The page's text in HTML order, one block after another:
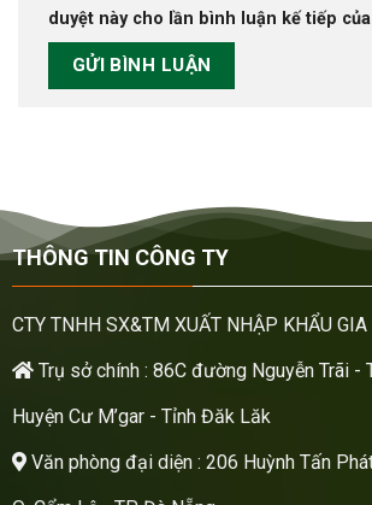
duyệt này cho lần bình luận kế tiếp
THÔNG TIN CÔNG TY
CTY TNHH SX&TM XUẤT NHẬP KHẨU GIA
Trụ sở chính : 86C đường Nguyễn Trãi -
Huyện Cư M’gar - Tỉnh Đăk Lăk
Văn phòng đại diện : 206 Huỳnh Tấn